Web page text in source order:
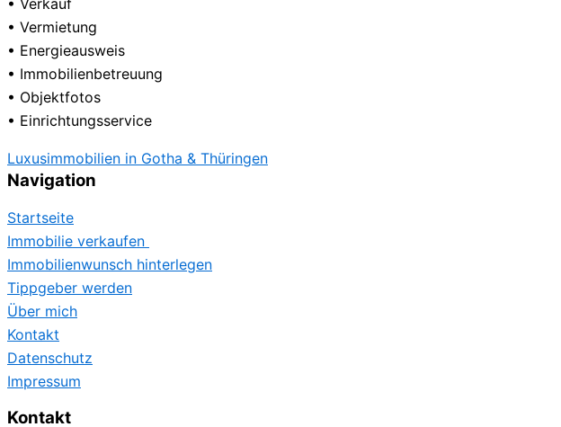
• Verkauf
• Vermietung
• Energieausweis
• Immobilienbetreuung
• Objektfotos
• Einrichtungsservice
Luxusimmobilien in Gotha & Thüringen
Navigation
Startseite
Immobilie verkaufen
Immobilienwunsch hinterlegen
Tippgeber werden
Über mich
Kontakt
Datenschutz
Impressum
Kontakt